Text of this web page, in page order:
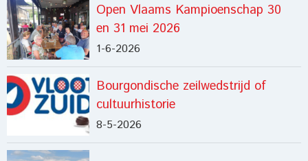
Open Vlaams Kampioenschap 30
en 31 mei 2026
1-6-2026
Bourgondische zeilwedstrijd of
cultuurhistorie
8-5-2026